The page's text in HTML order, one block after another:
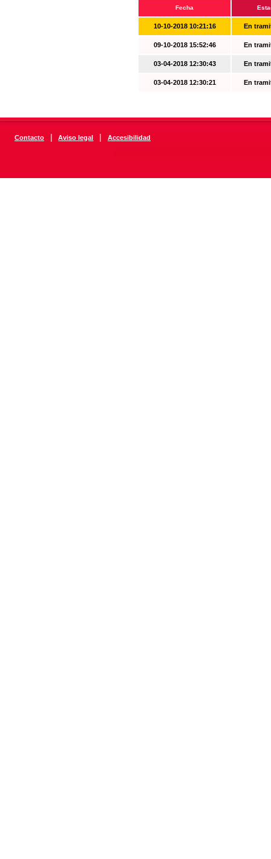
Fecha
10-10-2018 10:21:16 En
09-10-2018 15:52:46 En
03-04-2018 12:30:43 En
03-04-2018 12:30:21 En
Contacto | Aviso legal | Accesibilidad